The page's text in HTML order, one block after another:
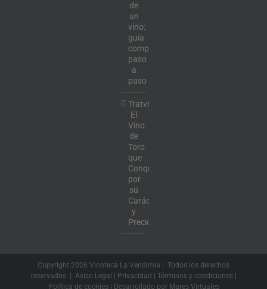
de
un
vino:
guía
completa
paso
a
paso
Tratvm:
El
Vino
de
Toro
que
Conquista
por
su
Carácter
y
Precio
Copyright 2026 Vinoteca La Vendimia | Todos los derechos
reservados | Aviso Legal Privacidad Términos y condiciones|
Política de cookies| Desarrollado por Mares Virtuales